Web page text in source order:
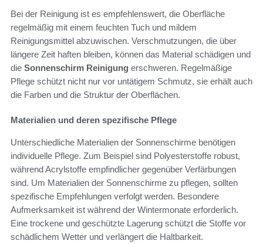
Bei der Reinigung ist es empfehlenswert, die Oberfläche
regelmäßig mit einem feuchten Tuch und mildem
Reinigungsmittel abzuwischen. Verschmutzungen, die über
längere Zeit haften bleiben, können das Material schädigen und
die Sonnenschirm Reinigung erschweren. Regelmäßige
Pflege schützt nicht nur vor untätigem Schmutz, sie erhält auch
die Farben und die Struktur der Oberflächen.
Materialien und deren spezifische Pflege
Unterschiedliche Materialien der Sonnenschirme benötigen
individuelle Pflege. Zum Beispiel sind Polyesterstoffe robust,
während Acrylstoffe empfindlicher gegenüber Verfärbungen
sind. Um Materialien der Sonnenschirme zu pflegen, sollten
spezifische Empfehlungen verfolgt werden. Besondere
Aufmerksamkeit ist während der Wintermonate erforderlich.
Eine trockene und geschützte Lagerung schützt die Stoffe vor
schädlichem Wetter und verlängert die Haltbarkeit.